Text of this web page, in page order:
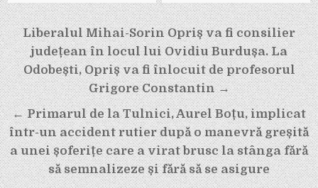
Navigare
în
articole
Liberalul Mihai-Sorin Opriș va fi consilier
județean în locul lui Ovidiu Burdușa. La
Odobești, Opriș va fi înlocuit de profesorul
Grigore Constantin →
← Primarul de la Tulnici, Aurel Boțu, implicat
într-un accident rutier după o manevră greșită
a unei șoferițe care a virat brusc la stânga fără
să semnalizeze și fără să se asigure